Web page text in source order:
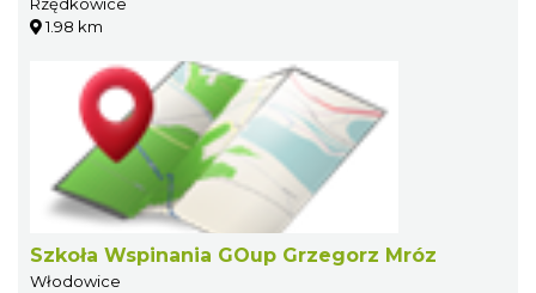
1.98 km
Szkoła Wspinania GOup Grzegorz Mróz
Włodowice